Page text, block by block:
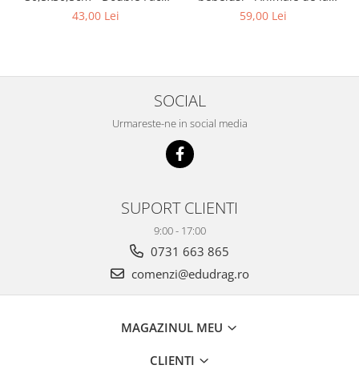
Christmas Patchwork
43,00 Lei
zoo, Haba
59,00 Lei
SOCIAL
Urmareste-ne in social media
SUPORT CLIENTI
9:00 - 17:00
0731 663 865
comenzi@edudrag.ro
MAGAZINUL MEU
CLIENTI